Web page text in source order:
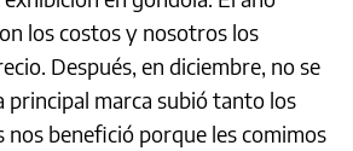
los costos y nosotros los
Después, en diciembre, no se
principal marca subió tanto los
nos benefició porque les comimos